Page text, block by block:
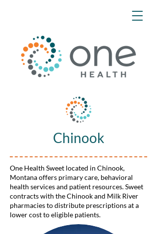
Chinook
One Health Sweet located in Chinook,
Montana offers primary care, behavioral
health services and patient resources. Sweet
contracts with the Chinook and Milk River
pharmacies to distribute prescriptions at a
lower cost to eligible patients.